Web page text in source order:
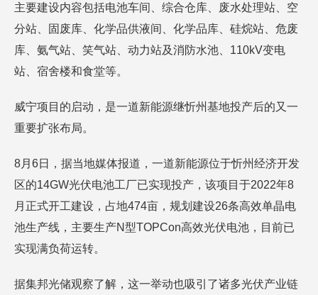
主要建设内容包括电池车间、综合仓库、废水处理站、空
分站、固废库、化学品供液间、化学品库、硅烷站、危废
库、氨气站、笑气站、动力站及消防水池、110kV变电
站、宿舍楼和食堂等。
威宁项目的启动，是一道新能源继忻州基地投产后的又一
重要扩张布局。
8月6日，据当地媒体报道，一道新能源位于忻州经济开发
区的14GW光伏电池工厂已实现投产，该项目于2022年8
月正式开工建设，占地474亩，规划建设26条高效单晶电
池生产线，主要生产N型TOPCon高效光伏电池，目前已
实现满负荷运转。
据集邦光储观察了解，这一举动也吸引了诸多光伏产业链